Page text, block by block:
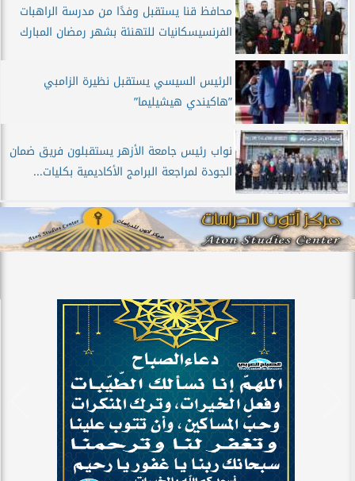
محافظ قنا يستقبل وفدًا من مدرسة الراهبات
الفرنسيسكانيات للتهنئة بشهر رمضان المبارك
الرئيس السيسي يستقبل نظيرة الزامبي
”هاكيندي هيشيليما”
نواب رئيس جامعة الأزهر يستقبلون فريق ضمان
الجودة لمراجعة البرامج الأكاديمية بكليات...